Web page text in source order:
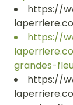
https://
https://
grandes-
https://